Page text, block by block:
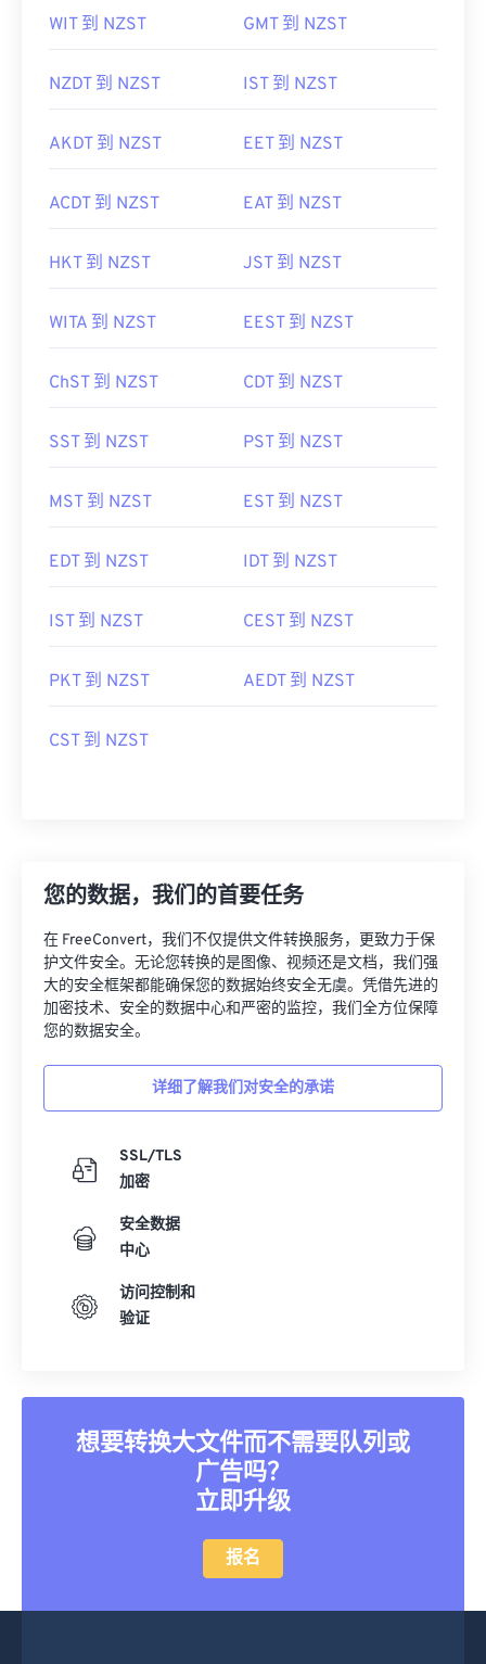
WIT 到 NZST GMT 到 NZST
NZDT 到 NZST IST 到 NZST
AKDT 到 NZST EET 到 NZST
ACDT 到 NZST EAT 到 NZST
HKT 到 NZST JST 到 NZST
WITA 到 NZST EEST 到 NZST
ChST 到 NZST CDT 到 NZST
SST 到 NZST PST 到 NZST
MST 到 NZST EST 到 NZST
EDT 到 NZST IDT 到 NZST
IST 到 NZST CEST 到 NZST
PKT 到 NZST AEDT 到 NZST
CST 到 NZST
您的数据，我们的首要任务
在 FreeConvert，我们不仅提供文件转换服务，更致力于保
护文件安全。无论您转换的是图像、视频还是文档，我们强
大的安全框架都能确保您的数据始终安全无虞。凭借先进的
加密技术、安全的数据中心和严密的监控，我们全方位保障
您的数据安全。
详细了解我们对安全的承诺
SSL/TLS
加密
安全数据
中心
访问控制和
验证
想要转换大文件而不需要队列或
广告吗？
立即升级
报名